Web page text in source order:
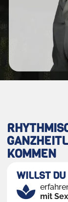
KOMMEN
WILLST DU
mit